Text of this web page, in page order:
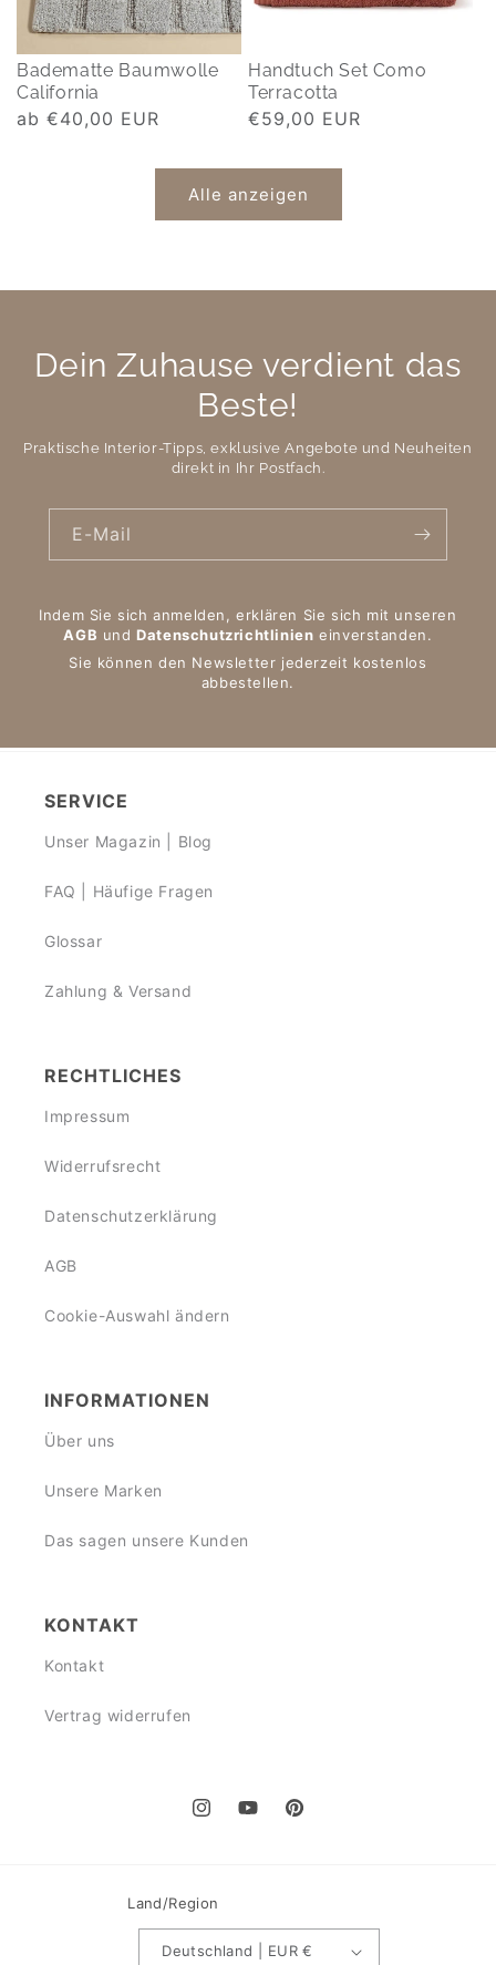
Badematte Baumwolle
California
Normaler
ab €40,00 EUR
Handtuch Set Como
Terracotta
Normaler
€59,00 EUR
Alle anzeigen
Dein Zuhause verdient das
Beste!
Praktische Interior-Tipps, exklusive Angebote und Neuheiten
direkt in Ihr Postfach.
E-Mail
Indem Sie sich anmelden, erklären Sie sich mit unseren
AGB undDatenschutzrichtlinien einverstanden.
Sie können den Newsletter jederzeit kostenlos
abbestellen.
SERVICE
Unser Magazin | Blog
FAQ | Häufige Fragen
Glossar
Zahlung & Versand
RECHTLICHES
Impressum
Widerrufsrecht
Datenschutzerklärung
AGB
Cookie-Auswahl ändern
INFORMATIONEN
Über uns
Unsere Marken
Das sagen unsere Kunden
KONTAKT
Kontakt
Vertrag widerrufen
InstagramYouTubePinterest
Land/Region
Deutschland | EUR €